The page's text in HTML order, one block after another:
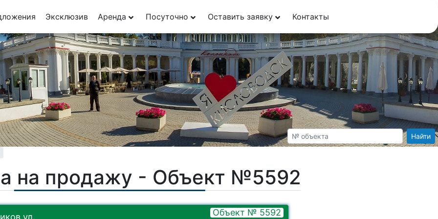
Эксклюзив Аренда Посуточно Оставить заявку Контакты
Найти
на продажу - Объект №5592
ул. Объект № 5592